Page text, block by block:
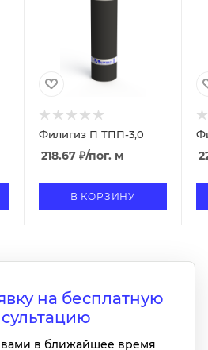
Филигиз П ТПП-3,0
218.67 ₽/пог. м
В КОРЗИНУ
на бесплатную
в ближайшее время